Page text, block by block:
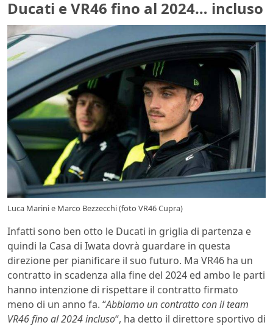
Ducati e VR46 fino al 2024… incluso
Luca Marini e Marco Bezzecchi (foto VR46 Cupra)
Infatti sono ben otto le Ducati in griglia di partenza e
quindi la Casa di Iwata dovrà guardare in questa
direzione per pianificare il suo futuro. Ma VR46 ha un
contratto in scadenza alla fine del 2024 ed ambo le parti
hanno intenzione di rispettare il contratto firmato
meno di un anno fa. “Abbiamo un contratto con il team
VR46 fino al 2024 incluso“, ha detto il direttore sportivo di